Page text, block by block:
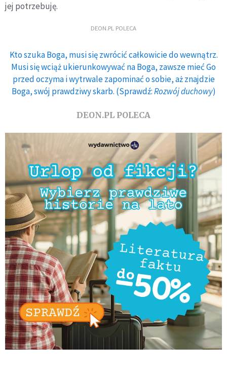
jej potrzebuję.
DEON.PL POLECA
Kto szuka Boga, musi się zwrócić całkowicie do wewnątrz.
Musi się wciąż ukierunkowywać na Boga, zawsze mieć Go
przed oczyma i wytrwale zapominać o sobie, aż znajdzie
Boga, swój prawdziwy skarb. (Sprawdź:Rozwój duchowy)
DEON.PL POLECA